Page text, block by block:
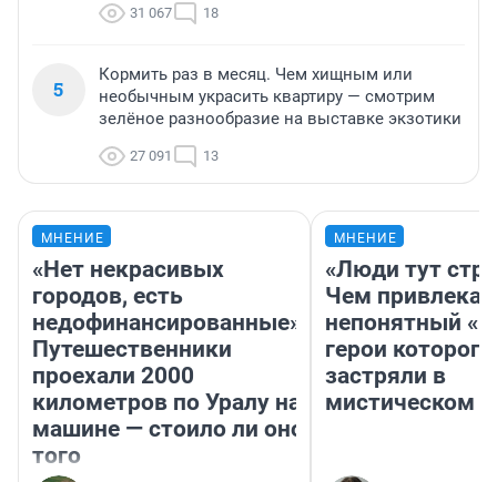
31 067 18
5
Кормить раз в месяц. Чем хищным или
необычным украсить квартиру — смотрим
зелёное разнообразие на выставке экзотики
27 091 13
МНЕНИЕ
«Нет некрасивых
городов, есть
недофинансированные».
Путешественники
проехали 2000
километров по Уралу на
машине — стоило ли оно
того
МНЕНИЕ
«Люди тут
Чем
непонятный
герои которого
застряли в
мистическом